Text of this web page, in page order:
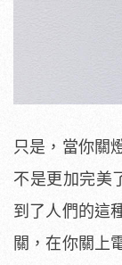
只是，當你關
不是更加完美
到了人們的這
關，在你關上